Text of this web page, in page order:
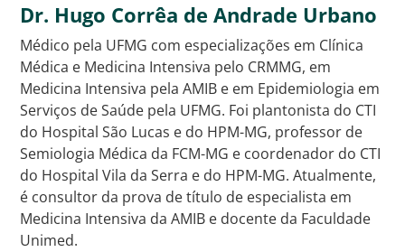
Dr. Hugo Corrêa de Andrade Urbano
Médico pela UFMG com especializações em Clínica
Médica e Medicina Intensiva pelo CRMMG, em
Medicina Intensiva pela AMIB e em Epidemiologia em
Serviços de Saúde pela UFMG. Foi plantonista do CTI
do Hospital São Lucas e do HPM-MG, professor de
Semiologia Médica da FCM-MG e coordenador do CTI
do Hospital Vila da Serra e do HPM-MG. Atualmente,
é consultor da prova de título de especialista em
Medicina Intensiva da AMIB e docente da Faculdade
Unimed.